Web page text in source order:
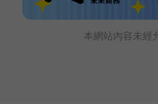
本網站內容未經